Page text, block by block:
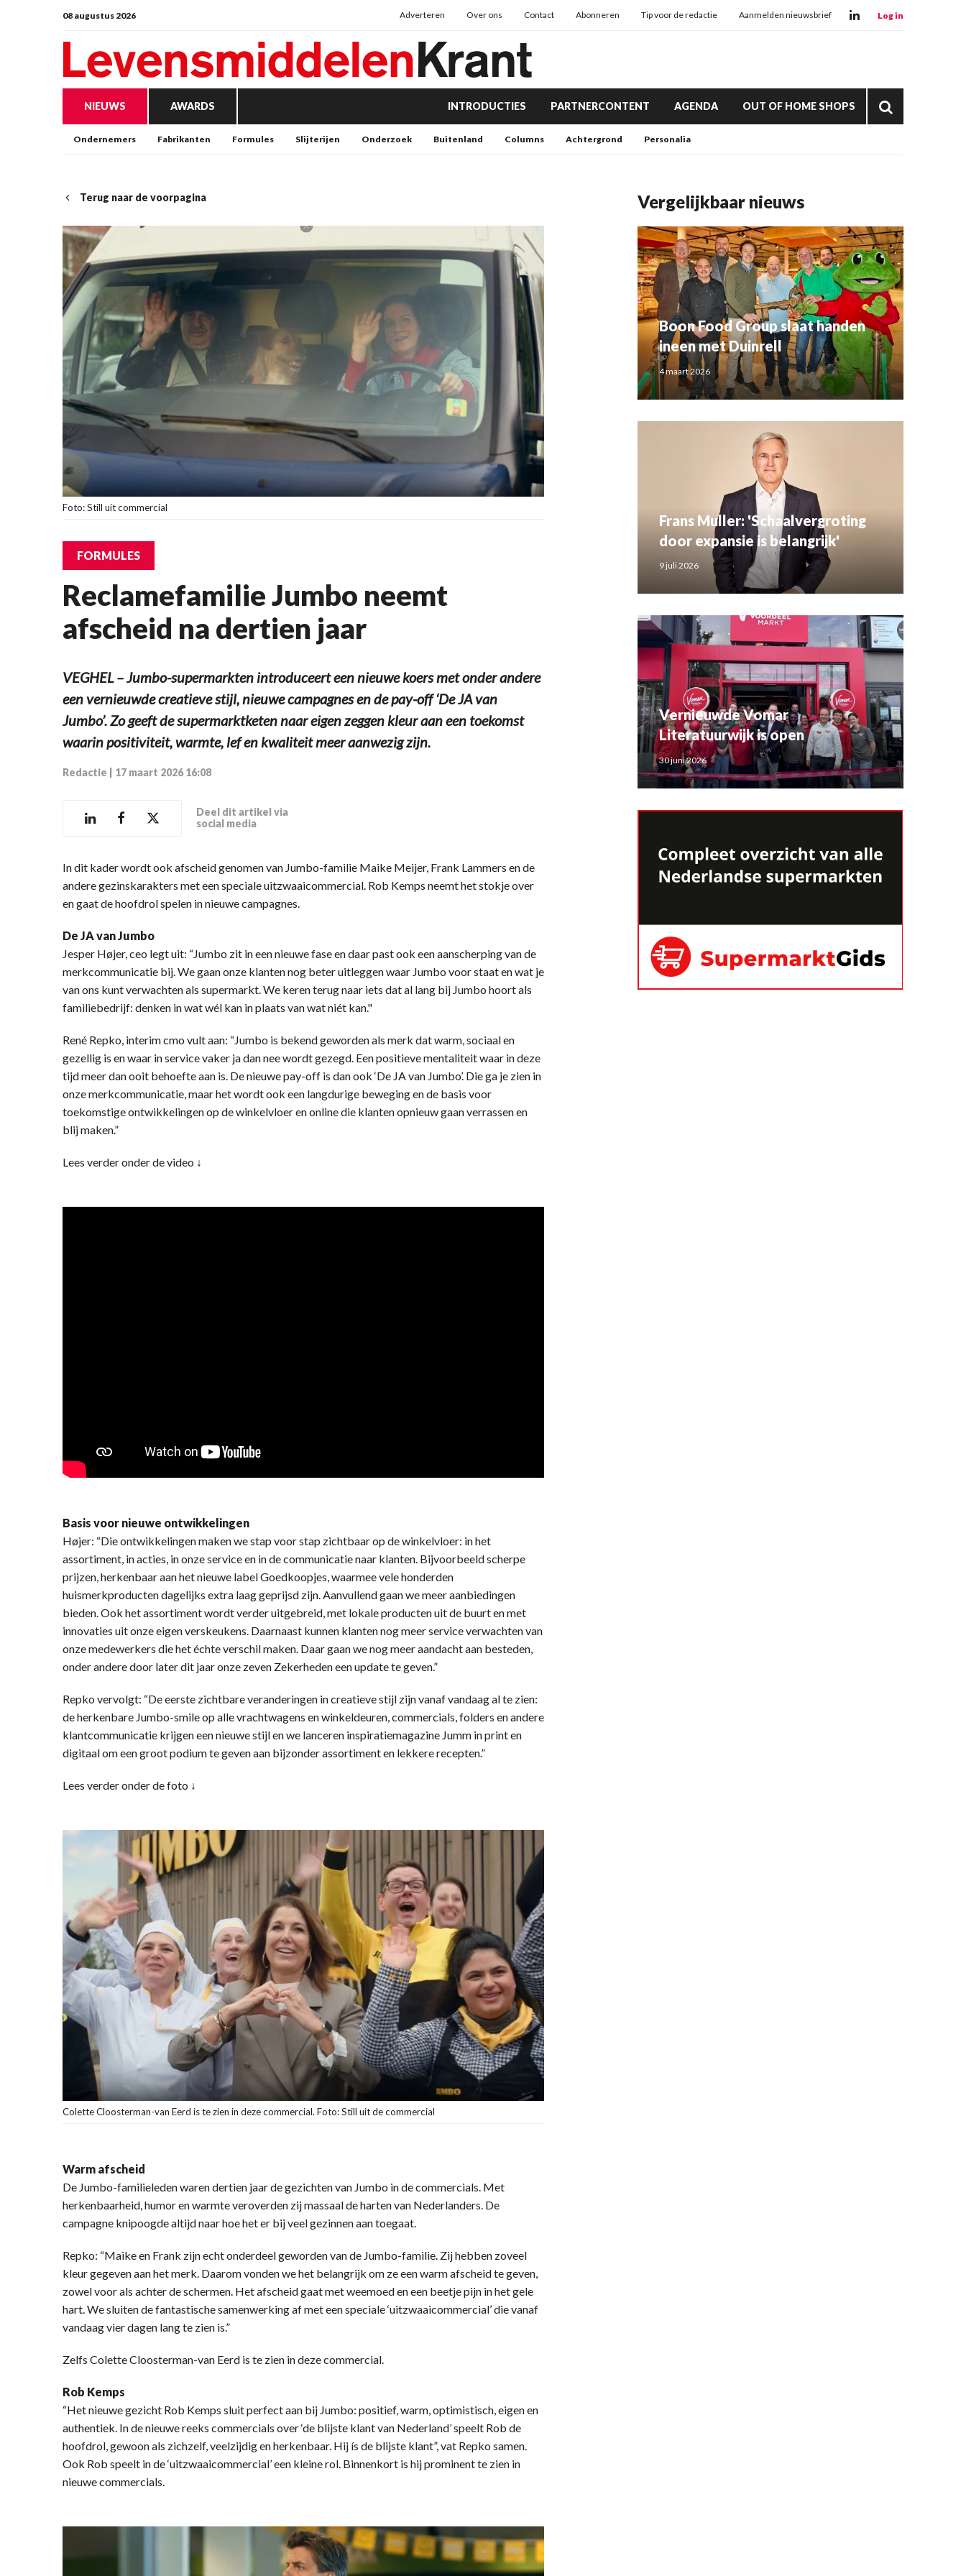
08 augustus 2026 Adverteren Over ons Contact Abonneren Tip voor de redactie Aanmelden nieuwsbrief Log in
NIEUWS AWARDS INTRODUCTIES PARTNERCONTENT AGENDA OUT OF HOME SHOPS
Ondernemers Fabrikanten Formules Slijterijen Onderzoek Buitenland Columns Achtergrond Personalia
Terug naar de voorpagina
Foto: Still uit commercial
FORMULES
Reclamefamilie Jumbo neemt
afscheid na dertien jaar
VEGHEL – Jumbo-supermarkten introduceert een nieuwe koers met onder andere
een vernieuwde creatieve stijl, nieuwe campagnes en de pay-off ‘De JA van
Jumbo’. Zo geeft de supermarktketen naar eigen zeggen kleur aan een toekomst
waarin positiviteit, warmte, lef en kwaliteit meer aanwezig zijn.
Redactie 17 maart 2026 16:08
Deel dit artikel via
social media
In dit kader wordt ook afscheid genomen van Jumbo-familie Maike Meijer, Frank Lammers en de
andere gezinskarakters met een speciale uitzwaaicommercial. Rob Kemps neemt het stokje over
en gaat de hoofdrol spelen in nieuwe campagnes.
De JA van Jumbo
Jesper Højer, ceo legt uit: “Jumbo zit in een nieuwe fase en daar past ook een aanscherping van de
merkcommunicatie bij. We gaan onze klanten nog beter uitleggen waar Jumbo voor staat en wat je
van ons kunt verwachten als supermarkt. We keren terug naar iets dat al lang bij Jumbo hoort als
familiebedrijf: denken in wat wél kan in plaats van wat niét kan."
René Repko, interim cmo vult aan: “Jumbo is bekend geworden als merk dat warm, sociaal en
gezellig is en waar in service vaker ja dan nee wordt gezegd. Een positieve mentaliteit waar in deze
tijd meer dan ooit behoefte aan is. De nieuwe pay-off is dan ook ‘De JA van Jumbo’. Die ga je zien in
onze merkcommunicatie, maar het wordt ook een langdurige beweging en de basis voor
toekomstige ontwikkelingen op de winkelvloer en online die klanten opnieuw gaan verrassen en
blij maken.”
Lees verder onder de video ↓
Basis voor nieuwe ontwikkelingen
Højer: “Die ontwikkelingen maken we stap voor stap zichtbaar op de winkelvloer: in het
assortiment, in acties, in onze service en in de communicatie naar klanten. Bijvoorbeeld scherpe
prijzen, herkenbaar aan het nieuwe label Goedkoopjes, waarmee vele honderden
huismerkproducten dagelijks extra laag geprijsd zijn. Aanvullend gaan we meer aanbiedingen
bieden. Ook het assortiment wordt verder uitgebreid, met lokale producten uit de buurt en met
innovaties uit onze eigen verskeukens. Daarnaast kunnen klanten nog meer service verwachten van
onze medewerkers die het échte verschil maken. Daar gaan we nog meer aandacht aan besteden,
onder andere door later dit jaar onze zeven Zekerheden een update te geven.”
Repko vervolgt: “De eerste zichtbare veranderingen in creatieve stijl zijn vanaf vandaag al te zien:
de herkenbare Jumbo-smile op alle vrachtwagens en winkeldeuren, commercials, folders en andere
klantcommunicatie krijgen een nieuwe stijl en we lanceren inspiratiemagazine Jumm in print en
digitaal om een groot podium te geven aan bijzonder assortiment en lekkere recepten.”
Lees verder onder de foto ↓
Colette Cloosterman-van Eerd is te zien in deze commercial. Foto: Still uit de commercial
Warm afscheid
De Jumbo-familieleden waren dertien jaar de gezichten van Jumbo in de commercials. Met
herkenbaarheid, humor en warmte veroverden zij massaal de harten van Nederlanders. De
campagne knipoogde altijd naar hoe het er bij veel gezinnen aan toegaat.
Repko: “Maike en Frank zijn echt onderdeel geworden van de Jumbo-familie. Zij hebben zoveel
kleur gegeven aan het merk. Daarom vonden we het belangrijk om ze een warm afscheid te geven,
zowel voor als achter de schermen. Het afscheid gaat met weemoed en een beetje pijn in het gele
hart. We sluiten de fantastische samenwerking af met een speciale ‘uitzwaaicommercial’ die vanaf
vandaag vier dagen lang te zien is.”
Zelfs Colette Cloosterman-van Eerd is te zien in deze commercial.
Rob Kemps
“Het nieuwe gezicht Rob Kemps sluit perfect aan bij Jumbo: positief, warm, optimistisch, eigen en
authentiek. In de nieuwe reeks commercials over ‘de blijste klant van Nederland’ speelt Rob de
hoofdrol, gewoon als zichzelf, veelzijdig en herkenbaar. Hij ís de blijste klant”, vat Repko samen.
Ook Rob speelt in de ‘uitzwaaicommercial’ een kleine rol. Binnenkort is hij prominent te zien in
nieuwe commercials.
Vergelijkbaar nieuws
Boon Food Group slaat handen
ineen met Duinrell
4 maart 2026
Frans Muller: 'Schaalvergroting
door expansie is belangrijk'
9 juli 2026
Vernieuwde Vomar
Literatuurwijk is open
30 juni 2026